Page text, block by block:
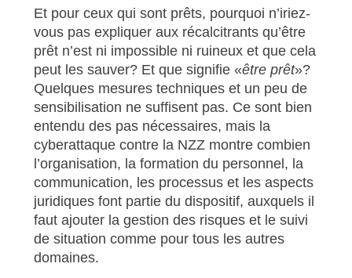
Et pour ceux qui sont prêts, pourquoi n’iriez-
vous pas expliquer aux récalcitrants qu’être
prêt n’est ni impossible ni ruineux et que cela
peut les sauver? Et que signifie «être prêt»?
Quelques mesures techniques et un peu de
sensibilisation ne suffisent pas. Ce sont bien
entendu des pas nécessaires, mais la
cyberattaque contre la NZZ montre combien
l’organisation, la formation du personnel, la
communication, les processus et les aspects
juridiques font partie du dispositif, auxquels il
faut ajouter la gestion des risques et le suivi
de situation comme pour tous les autres
domaines.